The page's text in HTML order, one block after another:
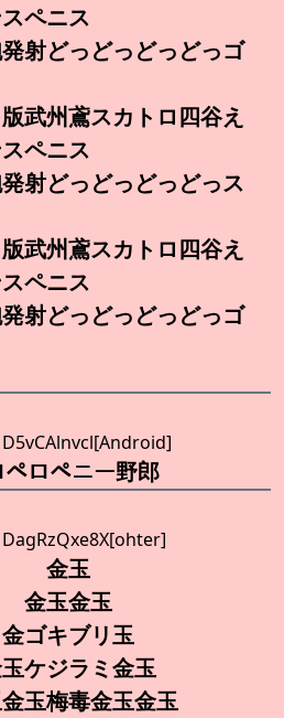
ペニス
射どっどっどっどっゴ
武州鳶スカトロ四谷え
ペニス
射どっどっどっどっス
武州鳶スカトロ四谷え
ペニス
射どっどっどっどっゴ
ロペニー野郎
玉
リ玉
ミ金玉
金玉金玉